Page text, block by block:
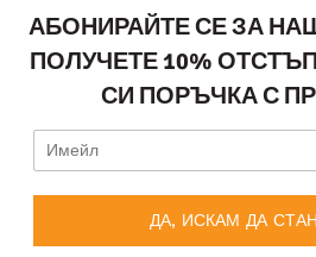
АБОНИРАЙТЕ СЕ ЗА
ПОЛУЧЕТЕ 10%
СИ ПОРЪЧКА С
ДА, ИСКАМ ДА